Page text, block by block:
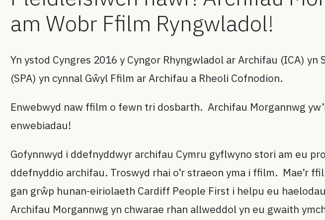
am Wobr Ffilm Ryngwladol!
Yn ystod Cyngres 2016 y Cyngor Rhyngwladol ar Archifau (ICA)
(SPA) yn cynnal Gŵyl Ffilm ar Archifau a Rheoli Cofnodion.
Enwebwyd naw ffilm o fewn tri dosbarth. Archifau Morgannwg
enwebiadau!
Gofynnwyd i ddefnyddwyr archifau Cymru gyflwyno stori am eu
ddefnyddio archifau. Troswyd rhai o’r straeon yma i ffilm. Mae’r
gan grŵp hunan-eiriolaeth Cardiff People First i helpu eu
Archifau Morgannwg yn chwarae rhan allweddol yn eu gwaith